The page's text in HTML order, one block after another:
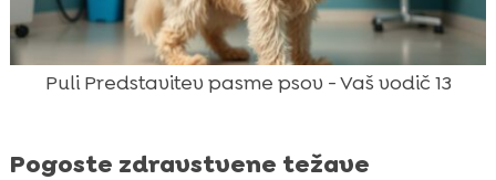
Puli Predstavitev pasme psov - Vaš vodič 13
Pogoste zdravstvene težave